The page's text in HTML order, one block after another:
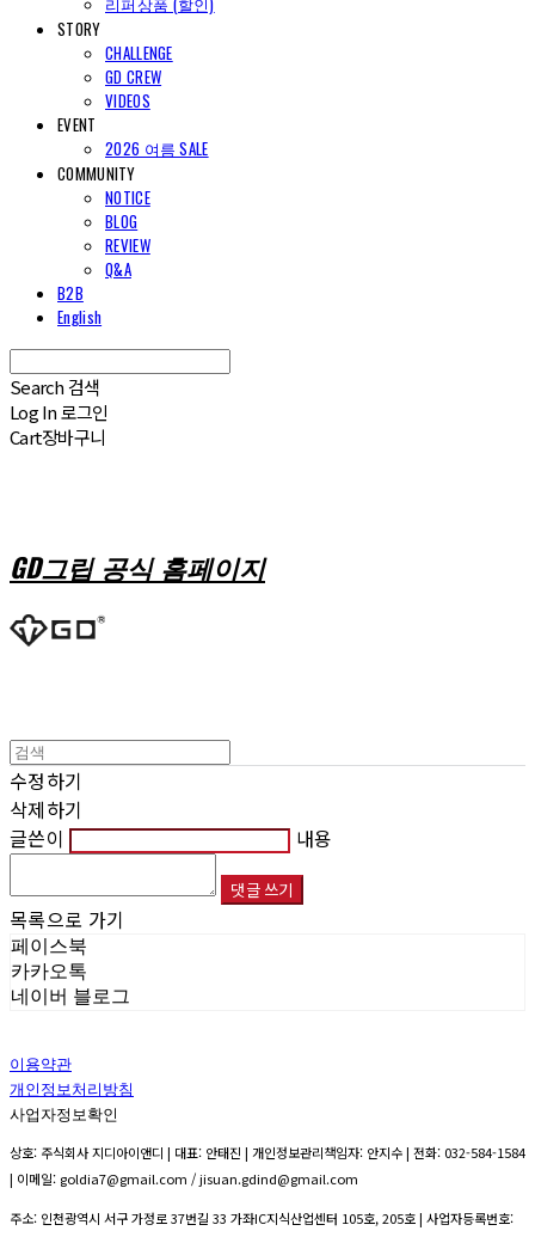
STORY
CHALLENGE
GD CREW
VIDEOS
EVENT
2026 여름 SALE
COMMUNITY
NOTICE
BLOG
REVIEW
Q&A
B2B
English
Search 검색
Log In로그인
Cart장바구니
GD그립 공식 홈페이지
수정하기
삭제하기
글쓴이
내용
댓글 쓰기
목록으로 가기
페이스북
카카오톡
네이버 블로그
이용약관
개인정보처리방침
사업자정보확인
상호: 주식회사 지디아이앤디 | 대표: 안태진 | 개인정보관리책임자: 안지수 | 전화: 032-584-1584
| 이메일: goldia7@gmail.com / jisuan.gdind@gmail.com
주소: 인천광역시 서구 가정로 37번길 33 가좌IC지식산업센터 105호, 205호 | 사업자등록번호: